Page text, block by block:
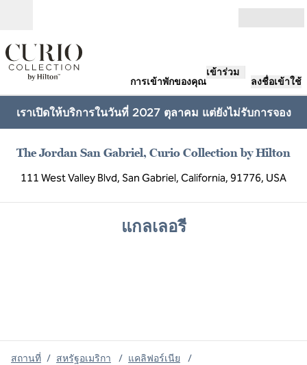
การเข้าพักของคุณ
เข้าร่วม
ลงชื่อเข้าใช้
เราเปิดให้บริการในวันที่ 2027 ตุลาคม แต่ยังไม่รับการจอง
The Jordan San Gabriel, Curio Collection by Hilton
111 West Valley Blvd, San Gabriel, California, 91776, USA
แกลเลอรี
สถานที่ / สหรัฐอเมริกา / แคลิฟอร์เนีย
/